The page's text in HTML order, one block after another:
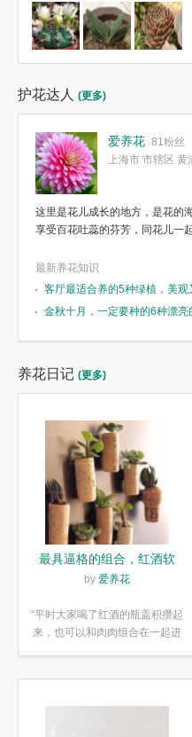
护花达人 (更多)
爱养花 81粉丝
上海市 市辖区 黄
这里是花儿成长的地方，是花的
享受百花吐蕊的芬芳，同花儿一
最新养花知识
客厅最适合养的5种绿植，美观
金秋十月，一定要种的6种漂亮
养花日记 (更多)
最具逼格的组合，红酒软
木塞diy多肉植物盆栽
by 爱养花
“平时大家喝了红酒的瓶盖积攒起
来，也可以和肉肉组合在一起进